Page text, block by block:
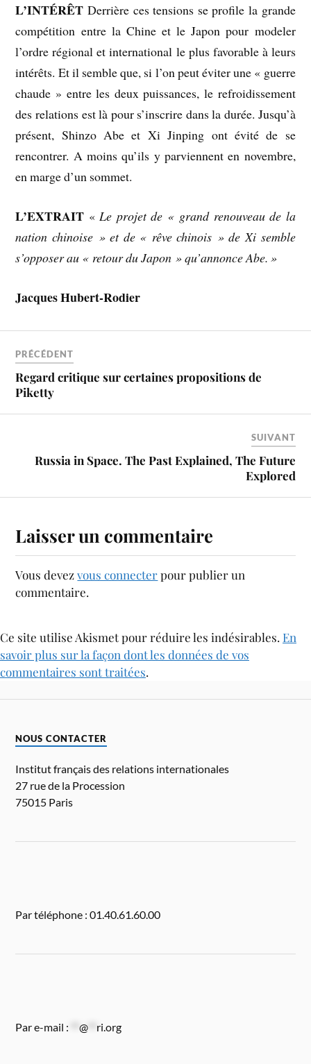
L’INTÉRÊT Derrière ces tensions se profile la grande
compétition entre la Chine et le Japon pour modeler
l’ordre régional et international le plus favorable à leurs
intérêts. Et il semble que, si l’on peut éviter une « guerre
chaude » entre les deux puissances, le refroidissement
des relations est là pour s’inscrire dans la durée. Jusqu’à
présent, Shinzo Abe et Xi Jinping ont évité de se
rencontrer. A moins qu’ils y parviennent en novembre,
en marge d’un sommet.
L’EXTRAIT «Le projet de « grand renouveau de la
nation chinoise » et de « rêve chinois » de Xi semble
s’opposer au « retour du Japon » qu’annonce Abe. »
Jacques Hubert-Rodier
PRÉCÉDENT
Regard critique sur certaines propositions de
Piketty
SUIVANT
Russia in Space. The Past Explained, The Future
Explored
Laisser un commentaire
Vous devezvous connecterpour publier un
commentaire.
Ce site utilise Akismet pour réduire les indésirables. En
savoir plus sur la façon dont les données de vos
commentaires sont traitées.
NOUS CONTACTER
Institut français des relations internationales
27 rue de la Procession
75015 Paris
Par téléphone : 01.40.61.60.00
Par e-mail : **@ ri.org